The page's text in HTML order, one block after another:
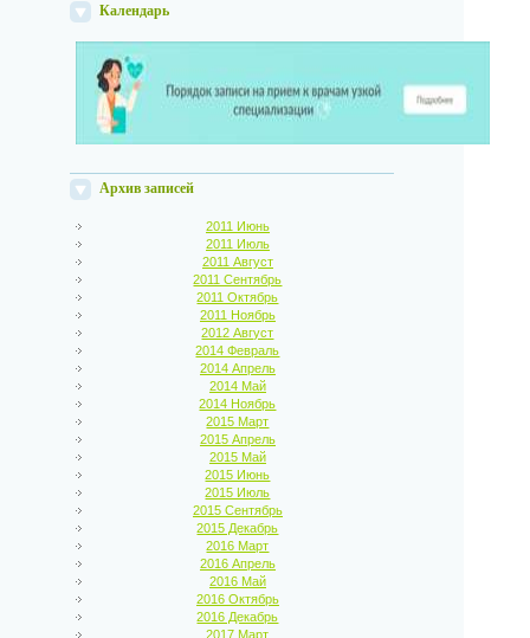
Календарь
Архив записей
2011 Июнь
2011 Июль
2011 Август
2011 Сентябрь
2011 Октябрь
2011 Ноябрь
2012 Август
2014 Февраль
2014 Апрель
2014 Май
2014 Ноябрь
2015 Март
2015 Апрель
2015 Май
2015 Июнь
2015 Июль
2015 Сентябрь
2015 Декабрь
2016 Март
2016 Апрель
2016 Май
2016 Октябрь
2016 Декабрь
2017 Март